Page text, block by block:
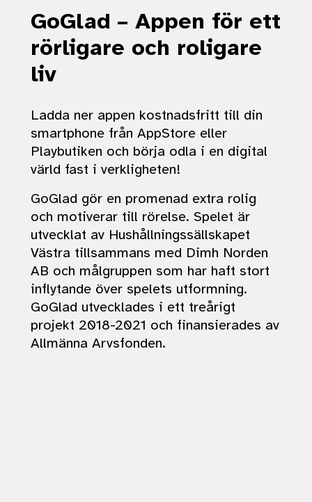
GoGlad – Appen för ett
rörligare och roligare
liv
Ladda ner appen kostnadsfritt till din
smartphone från AppStore eller
Playbutiken och börja odla i en digital
värld fast i verkligheten!
GoGlad gör en promenad extra rolig
och motiverar till rörelse. Spelet är
utvecklat av Hushållningssällskapet
Västra tillsammans med Dimh Norden
AB och målgruppen som har haft stort
inflytande över spelets utformning.
GoGlad utvecklades i ett treårigt
projekt 2018-2021 och finansierades av
Allmänna Arvsfonden.